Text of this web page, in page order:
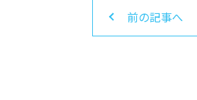
前の記事へ